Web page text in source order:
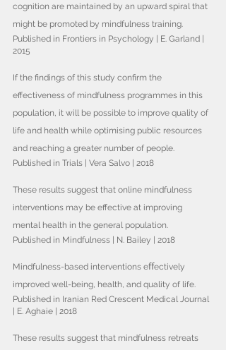
cognition are maintained by an upward spiral that
might be promoted by mindfulness training.
Published in Frontiers in Psychology | E. Garland |
2015
If the findings of this study confirm the
effectiveness of mindfulness programmes in this
population, it will be possible to improve quality of
life and health while optimising public resources
and reaching a greater number of people.
Published in Trials | Vera Salvo | 2018
These results suggest that online mindfulness
interventions may be effective at improving
mental health in the general population.
Published in Mindfulness | N. Bailey | 2018
Mindfulness-based interventions eﬀectively
improved well-being, health, and quality of life.
Published in Iranian Red Crescent Medical Journal
| E. Aghaie | 2018
These results suggest that mindfulness retreats